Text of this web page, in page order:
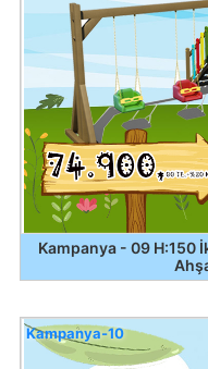
Kampanya - 09 H:150
Kampanya-10